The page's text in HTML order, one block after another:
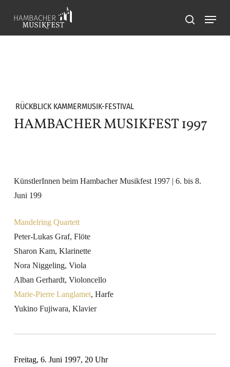
main
search
Menu
RÜCKBLICK KAMMERMUSIK-FESTIVAL
HAMBACHER MUSIKFEST 1997
KünstlerInnen beim Hambacher Musikfest 1997 | 6. bis 8.
Juni 199
Mandelring Quartett
Peter-Lukas Graf, Flöte
Sharon Kam, Klarinette
Nora Niggeling, Viola
Alban Gerhardt, Violoncello
Marie-Pierre Langlamet, Harfe
Yukino Fujiwara, Klavier
Freitag, 6. Juni 1997, 20 Uhr